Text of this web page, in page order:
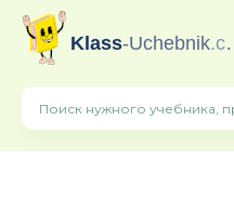
Klass-Uchebnik.com